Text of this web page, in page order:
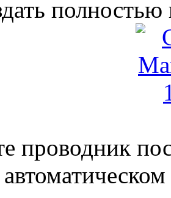
проводник